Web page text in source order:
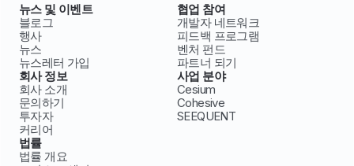
뉴스 및 이벤트
블로그
행사
뉴스
뉴스레터 가입
협업 참여
개발자 네트워크
피드백 프로그램
벤처 펀드
파트너 되기
회사 정보
회사 소개
문의하기
투자자
커리어
사업 분야
Cesium
Cohesive
SEEQUENT
법률
법률 개요